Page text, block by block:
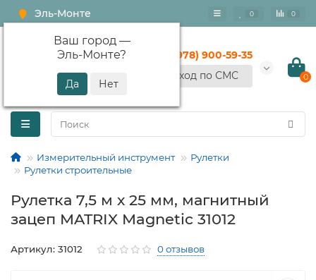
Эль-Монте
Ваш город —
Эль-Монте?
0 0
+7 (978) 900-59-35
Вход по СМС
0
Измерительный инструмент
Рулетки
Рулетки строительные
Рулетка 7,5 м х 25 мм, магнитный
зацеп MATRIX Magnetic 31012
Артикул: 31012 0 отзывов